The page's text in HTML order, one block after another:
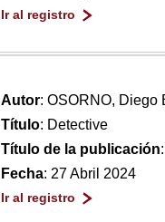
Ir al registro
Autor: OSORNO, Diego
Título: Detective
Título de la publicación
Fecha: 27 Abril 2024
Ir al registro